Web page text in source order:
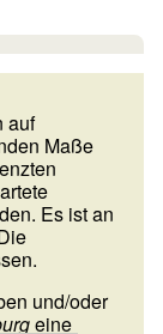
auf
Maße
Es ist an
und/oder
eine